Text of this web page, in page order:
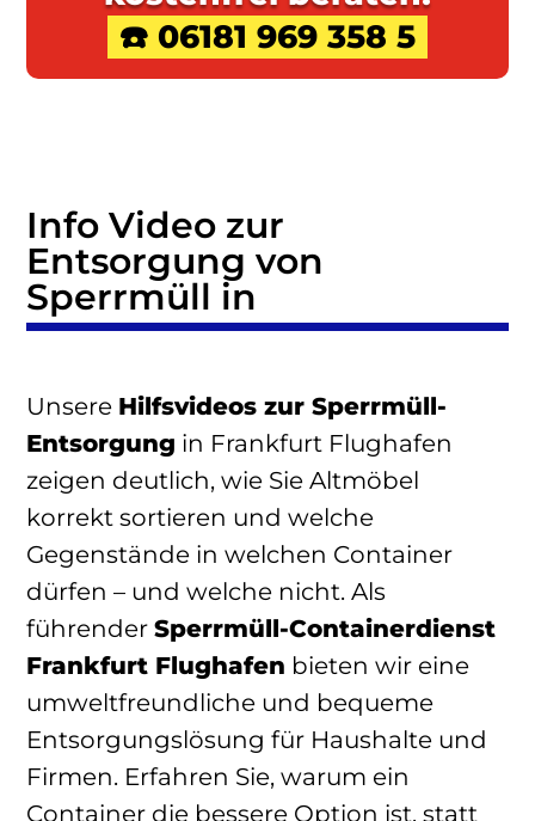
☎️ 06181 969 358 5
Info Video zur
Entsorgung von
Sperrmüll in
Unsere Hilfsvideos zur Sperrmüll-
Entsorgung in Frankfurt Flughafen
zeigen deutlich, wie Sie Altmöbel
korrekt sortieren und welche
Gegenstände in welchen Container
dürfen – und welche nicht. Als
führender Sperrmüll-Containerdienst
Frankfurt Flughafen bieten wir eine
umweltfreundliche und bequeme
Entsorgungslösung für Haushalte und
Firmen. Erfahren Sie, warum ein
Container die bessere Option ist, statt